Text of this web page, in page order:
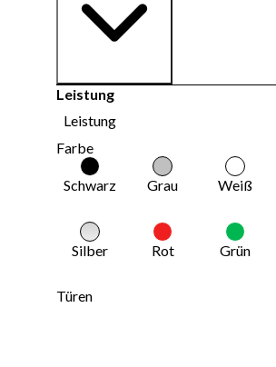
Leistung
Leistung
Farbe
Schwarz Grau Weiß
Silber Rot Grün
Türen